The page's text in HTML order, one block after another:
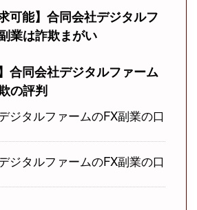
可能】合同会社デジタルフ
業は詐欺まがい
合同会社デジタルファーム
の評判
ジタルファームのFX副業の口
ジタルファームのFX副業の口